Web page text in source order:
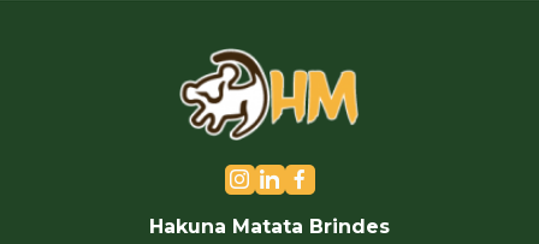
Hakuna Matata Brindes